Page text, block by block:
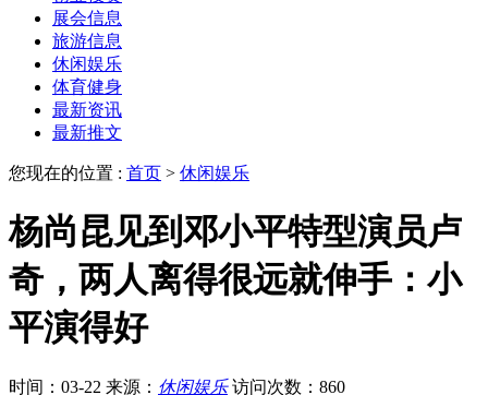
展会信息
旅游信息
休闲娱乐
体育健身
最新资讯
最新推文
您现在的位置 : 首页 > 休闲娱乐
杨尚昆见到邓小平特型演员卢
奇，两人离得很远就伸手：小
平演得好
时间：03-22 来源： 休闲娱乐 访问次数：860